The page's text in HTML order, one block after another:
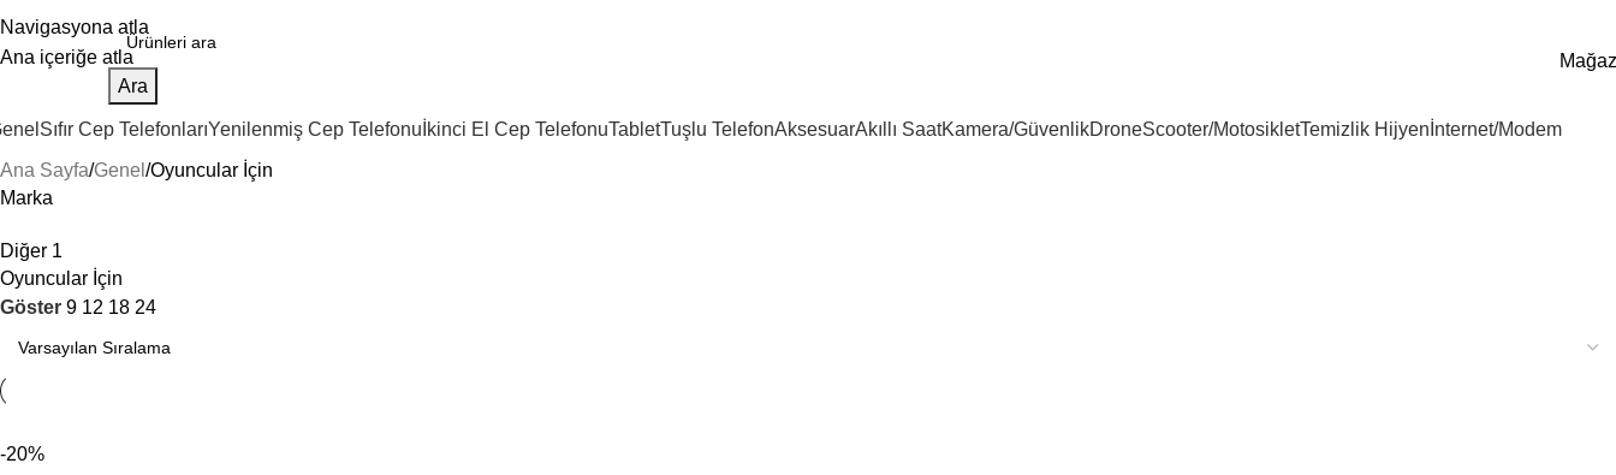
Navigasyona atla
Ana içeriğe atla
Ara
Sıfır Cep TelefonlarıYenilenmiş Cep Telefonu İkinci El Cep TelefonuTabletTuşlu TelefonAksesuarAkıllı SaatKamera/GüvenlikDroneScooter/MotosikletTemizlik Hijyen İnternet/Modem
Ana Sayfa Genel Oyuncular İçin
Marka
Diğer 1
Oyuncular İçin
Göster 9 12 18 24
-20%